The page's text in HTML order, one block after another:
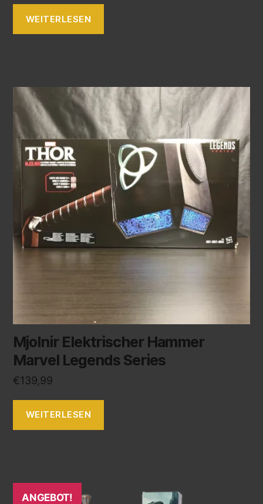
WEITERLESEN
Mjolnir Elektrischer Hammer
Marvel Legends Series
€139,99
WEITERLESEN
ANGEBOT!